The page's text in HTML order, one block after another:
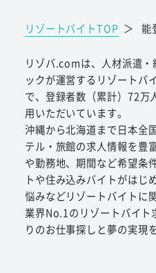
リゾートバイトTOP ＞ 能
リゾバ.comは、人材派遣
ックが運営するリゾートバ
で、登録者数（累計）72万
用いただいています。
沖縄から北海道まで日本全
テル・旅館の求人情報を豊
や勤務地、期間など希望条
トや住み込みバイトがはじ
悩みなどリゾートバイトに
業界No.1のリゾートバイト
りのお仕事探しと夢の実現